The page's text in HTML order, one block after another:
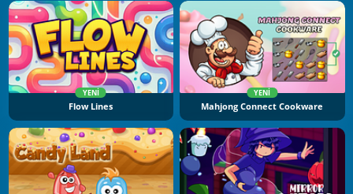
YENI
Flow Lines
YENI
Mahjong Connect Cookware